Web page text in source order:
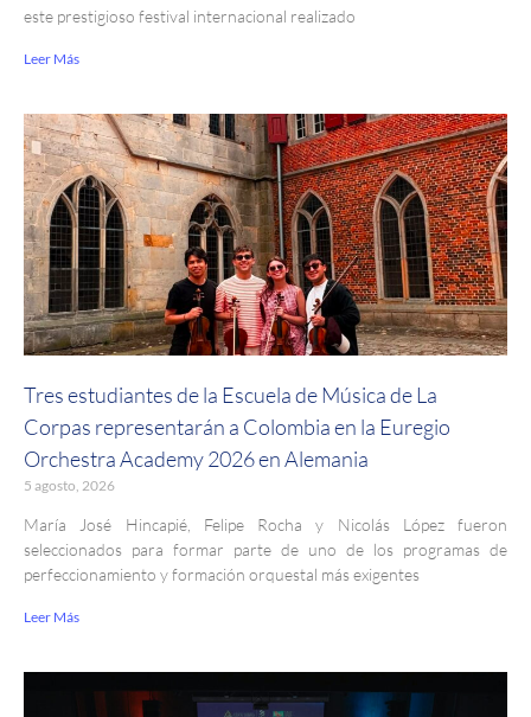
este prestigioso festival internacional realizado
Leer Más
Tres estudiantes de la Escuela de Música de La
Corpas representarán a Colombia en la Euregio
Orchestra Academy 2026 en Alemania
5 agosto, 2026
María José Hincapié, Felipe Rocha y Nicolás López fueron
seleccionados para formar parte de uno de los programas de
perfeccionamiento y formación orquestal más exigentes
Leer Más